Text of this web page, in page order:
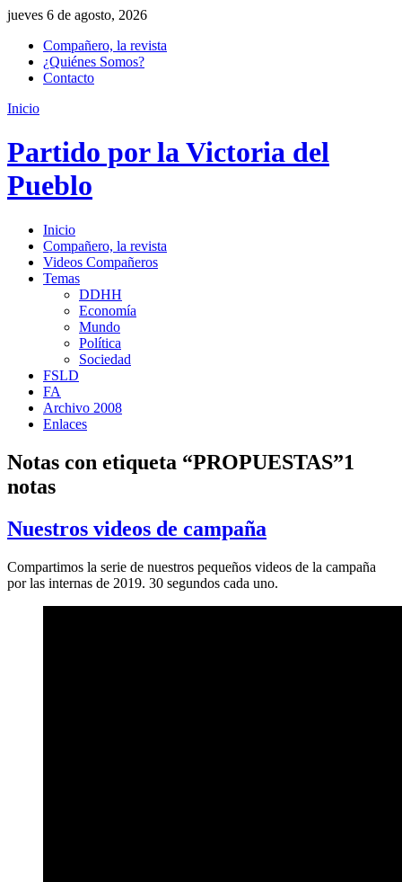
jueves 6 de agosto, 2026
Compañero, la revista
¿Quiénes Somos?
Contacto
Inicio
Partido por la Victoria del
Pueblo
Inicio
Compañero, la revista
Videos Compañeros
Temas
DDHH
Economía
Mundo
Política
Sociedad
FSLD
FA
Archivo 2008
Enlaces
Notas con etiqueta “PROPUESTAS”1
notas
Nuestros videos de campaña
Compartimos la serie de nuestros pequeños videos de la campaña
por las internas de 2019. 30 segundos cada uno.